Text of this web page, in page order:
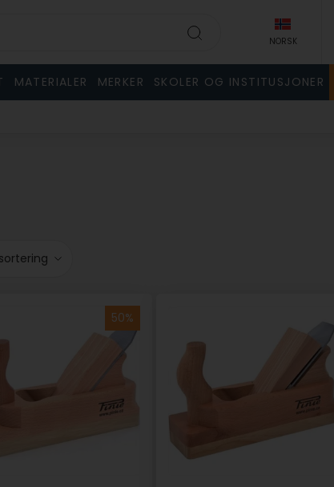
NORSK
MATERIALER MERKER SKOLER OG INSTITUSJONER